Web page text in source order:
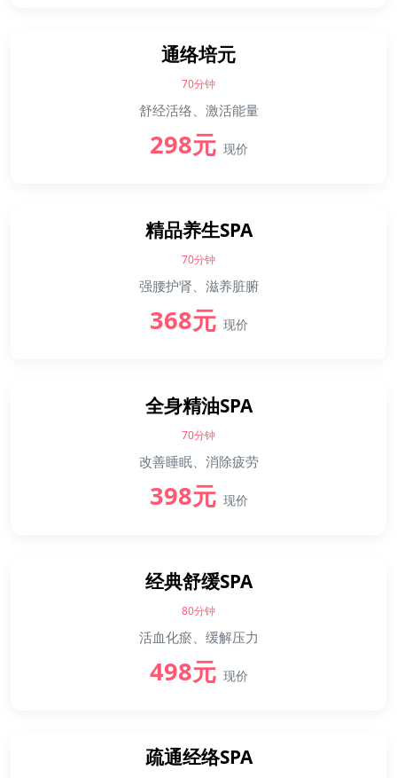
通络培元
70分钟
舒经活络、激活能量
298元 现价
精品养生SPA
70分钟
强腰护肾、滋养脏腑
368元 现价
全身精油SPA
70分钟
改善睡眠、消除疲劳
398元 现价
经典舒缓SPA
80分钟
活血化瘀、缓解压力
498元 现价
疏通经络SPA